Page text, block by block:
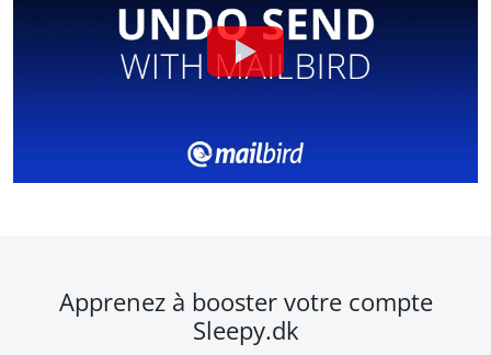
Apprenez à booster votre compte
Sleepy.dk